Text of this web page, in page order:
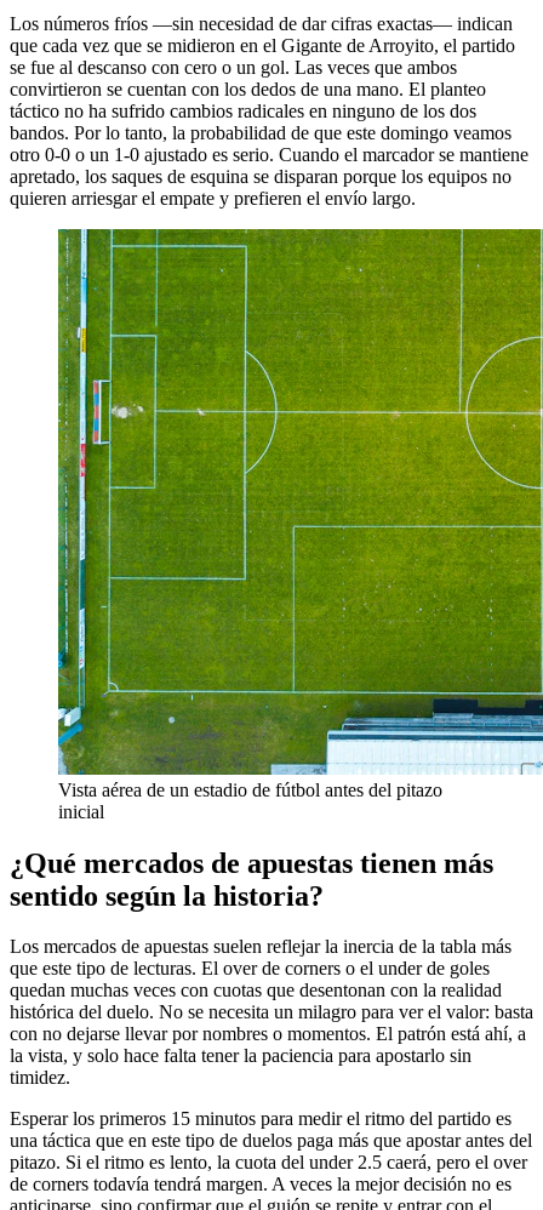
Los números fríos —sin necesidad de dar cifras exactas— indican
que cada vez que se midieron en el Gigante de Arroyito, el partido
se fue al descanso con cero o un gol. Las veces que ambos
convirtieron se cuentan con los dedos de una mano. El planteo
táctico no ha sufrido cambios radicales en ninguno de los dos
bandos. Por lo tanto, la probabilidad de que este domingo veamos
otro 0-0 o un 1-0 ajustado es serio. Cuando el marcador se mantiene
apretado, los saques de esquina se disparan porque los equipos no
quieren arriesgar el empate y prefieren el envío largo.
Vista aérea de un estadio de fútbol antes del pitazo
inicial
¿Qué mercados de apuestas tienen más
sentido según la historia?
Los mercados de apuestas suelen reflejar la inercia de la tabla más
que este tipo de lecturas. El over de corners o el under de goles
quedan muchas veces con cuotas que desentonan con la realidad
histórica del duelo. No se necesita un milagro para ver el valor: basta
con no dejarse llevar por nombres o momentos. El patrón está ahí, a
la vista, y solo hace falta tener la paciencia para apostarlo sin
timidez.
Esperar los primeros 15 minutos para medir el ritmo del partido es
una táctica que en este tipo de duelos paga más que apostar antes del
pitazo. Si el ritmo es lento, la cuota del under 2.5 caerá, pero el over
de corners todavía tendrá margen. A veces la mejor decisión no es